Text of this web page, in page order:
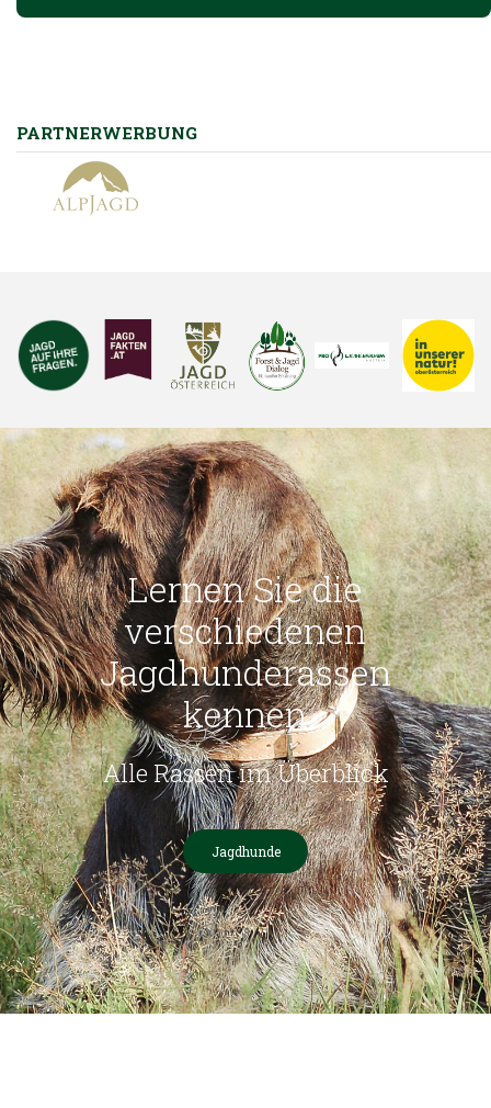
PARTNERWERBUNG
Lernen Sie die
verschiedenen
Jagdhunderassen
kennen
Alle Rassen im Überblick
Jagdhunde